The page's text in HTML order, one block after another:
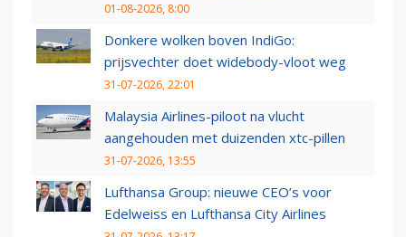
01-08-2026, 8:00
Donkere wolken boven IndiGo:
prijsvechter doet widebody-vloot weg
31-07-2026, 22:01
Malaysia Airlines-piloot na vlucht
aangehouden met duizenden xtc-pillen
31-07-2026, 13:55
Lufthansa Group: nieuwe CEO’s voor
Edelweiss en Lufthansa City Airlines